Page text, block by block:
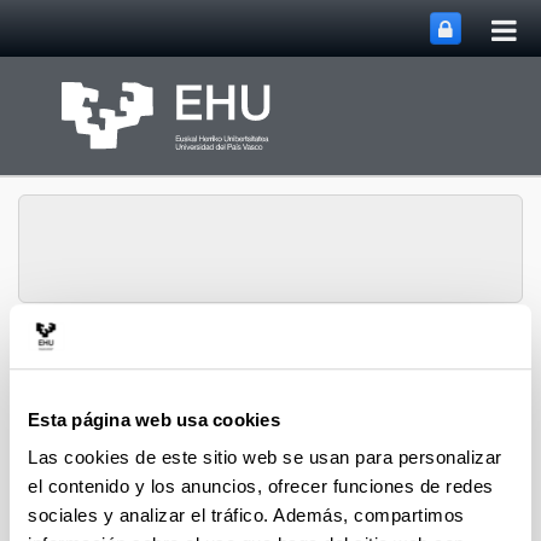
Esta página web usa cookies
Las cookies de este sitio web se usan para personalizar
el contenido y los anuncios, ofrecer funciones de redes
sociales y analizar el tráfico. Además, compartimos
Departamento de
Medio Ambiente
Tesis Doctorales (2024)